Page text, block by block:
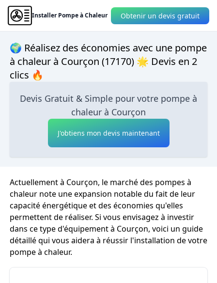
Installer Pompe à Chaleur Obtenir un devis gratuit
🌍 Réalisez des économies avec une pompe
à chaleur à Courçon (17170) 🌟 Devis en 2
clics 🔥
Devis Gratuit & Simple pour votre pompe à
chaleur à Courçon
J'obtiens mon devis maintenant
Actuellement à Courçon, le marché des pompes à
chaleur note une expansion notable du fait de leur
capacité énergétique et des économies qu'elles
permettent de réaliser. Si vous envisagez à investir
dans ce type d'équipement à Courçon, voici un guide
détaillé qui vous aidera à réussir l'installation de votre
pompe à chaleur.